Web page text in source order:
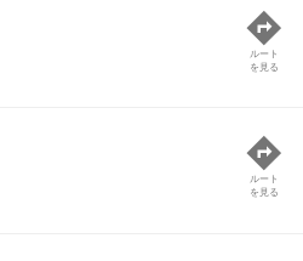
ルート
を見る
ルート
を見る